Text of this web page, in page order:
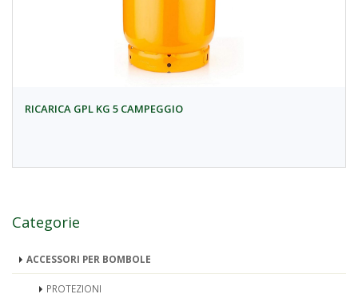
RICARICA GPL KG 5 CAMPEGGIO
Categorie
ACCESSORI PER BOMBOLE
PROTEZIONI